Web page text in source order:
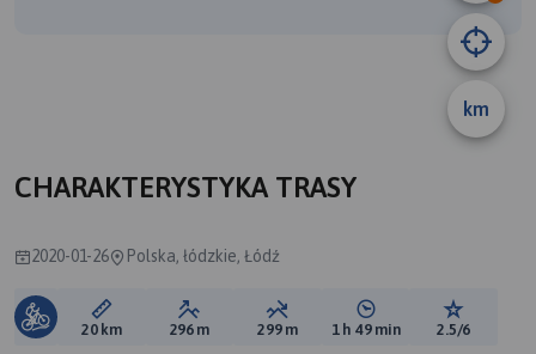
km
CHARAKTERYSTYKA TRASY
2020-01-26 Polska, łódzkie, Łódź
Długość trasy:
20 km Suma przewyższeń:
296 m Suma spadków:
299 m Średni czas potrzebny
1 h 49 min Ocena
2.5/6